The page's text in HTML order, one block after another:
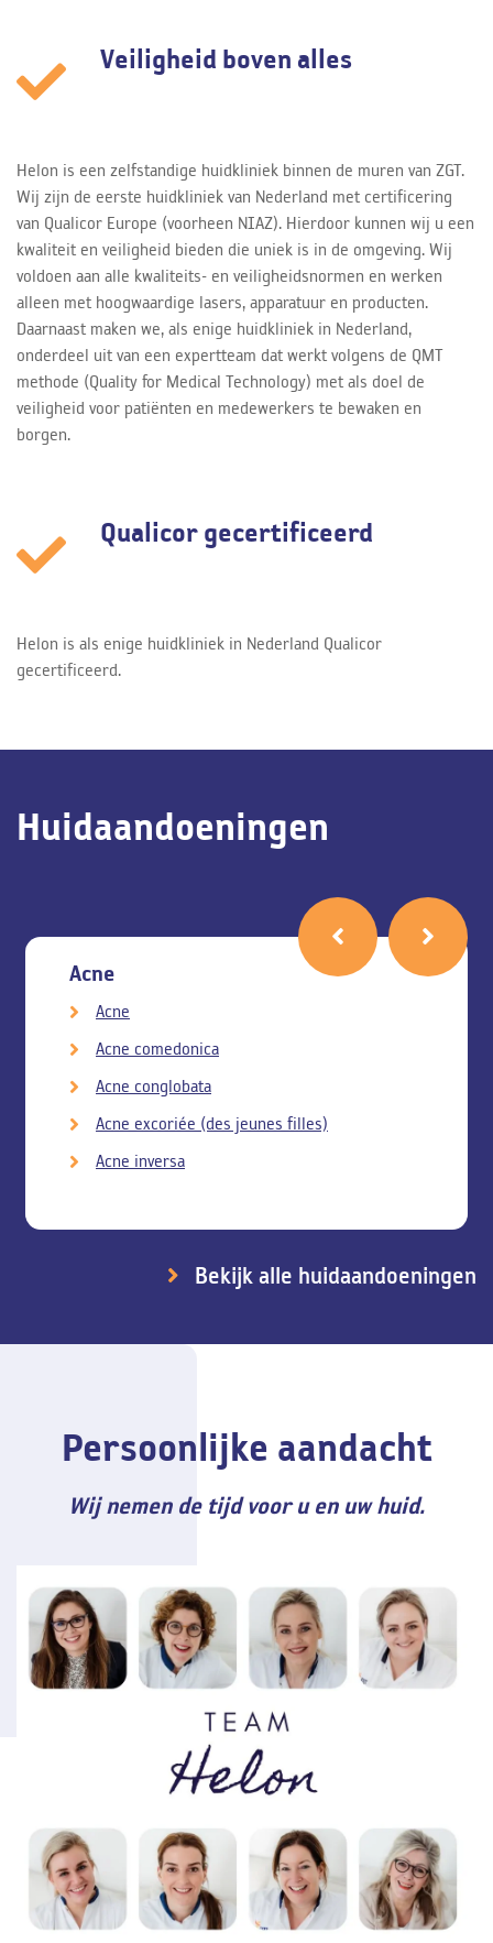
Veiligheid boven alles
Helon is een zelfstandige huidkliniek binnen de muren van ZGT.
Wij zijn de eerste huidkliniek van Nederland met certificering
van Qualicor Europe (voorheen NIAZ). Hierdoor kunnen wij u een
kwaliteit en veiligheid bieden die uniek is in de omgeving. Wij
voldoen aan alle kwaliteits- en veiligheidsnormen en werken
alleen met hoogwaardige lasers, apparatuur en producten.
Daarnaast maken we, als enige huidkliniek in Nederland,
onderdeel uit van een expertteam dat werkt volgens de QMT
methode (Quality for Medical Technology) met als doel de
veiligheid voor patiënten en medewerkers te bewaken en
borgen.
Qualicor gecertificeerd
Helon is als enige huidkliniek in Nederland Qualicor
gecertificeerd.
Huidaandoeningen
Acne
Acne
Acne comedonica
Acne conglobata
Acne excoriée (des jeunes filles)
Acne inversa
Bekijk alle huidaandoeningen
Persoonlijke aandacht
Wij nemen de tijd voor u en uw huid.